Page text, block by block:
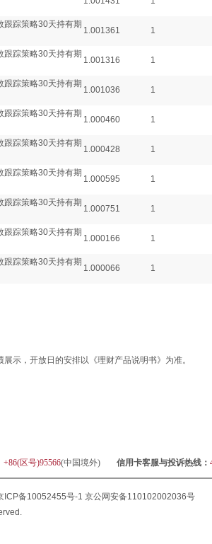
跟踪策略30天持有期
1.001361 1
跟踪策略30天持有期
1.001316 1
跟踪策略30天持有期
1.001036 1
跟踪策略30天持有期
1.000460 1
跟踪策略30天持有期
1.000428 1
跟踪策略30天持有期
1.000595 1
跟踪策略30天持有期
1.000751 1
跟踪策略30天持有期
1.000166 1
跟踪策略30天持有期
1.000066 1
示，开放日的安排以《理财产品说明书》为准。
+86(区号)95566(中国境外) 信用卡客服与投诉热线：
ICP备10052455号-1 京公网安备110102002036号